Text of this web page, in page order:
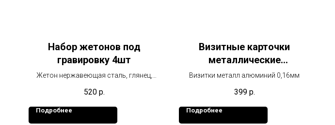
Набор жетонов под
гравировку 4шт
Жетон нержавеющая сталь, глянец,
520 р.
Подробнее
Визитные карточки
металлические
фиолетового цвета
Визитки металл алюминий 0,16мм
399 р.
Подробнее